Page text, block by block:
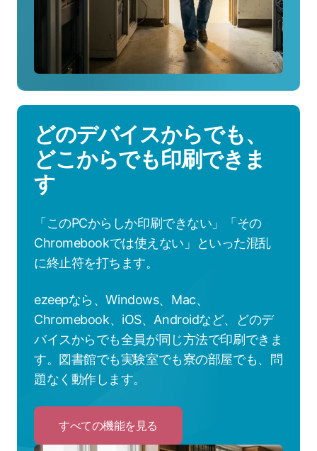
見
る
どのデバイスからでも、
どこからでも印刷できま
す
「このPCからしか印刷できない」「その
Chromebookでは使えない」といった混乱
に終止符を打ちます。
ezeepなら、Windows、Mac、
Chromebook、iOS、Androidなど、どのデ
バイスからでも全員が同じ方法で印刷できま
す。図書館でも実験室でも寮の部屋でも、問
題なく動作します。
すべての機能を見る
to